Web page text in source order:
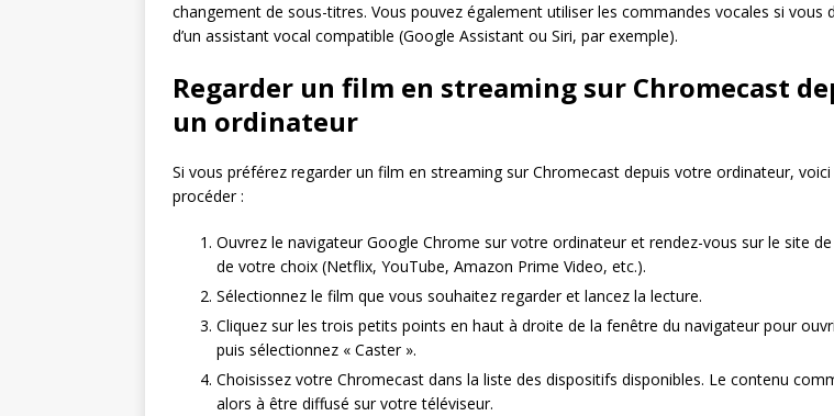
changement de sous-titres. Vous pouvez également utiliser les commandes vocales si vous
d’un assistant vocal compatible (Google Assistant ou Siri, par exemple).
Regarder un film en streaming sur Chromecast
un ordinateur
Si vous préférez regarder un film en streaming sur Chromecast depuis votre ordinateur,
procéder :
Ouvrez le navigateur Google Chrome sur votre ordinateur et rendez-vous sur le site
de votre choix (Netflix, YouTube, Amazon Prime Video, etc.).
Sélectionnez le film que vous souhaitez regarder et lancez la lecture.
Cliquez sur les trois petits points en haut à droite de la fenêtre du navigateur pour
puis sélectionnez « Caster ».
Choisissez votre Chromecast dans la liste des dispositifs disponibles. Le contenu
alors à être diffusé sur votre téléviseur.